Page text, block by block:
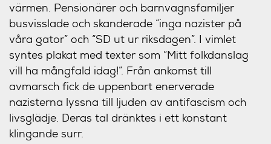
värmen. Pensionärer och barnvagnsfamiljer
busvisslade och skanderade “inga nazister på
våra gator” och “SD ut ur riksdagen”. I vimlet
syntes plakat med texter som “Mitt folkdanslag
vill ha mångfald idag!”. Från ankomst till
avmarsch fick de uppenbart enerverade
nazisterna lyssna till ljuden av antifascism och
livsglädje. Deras tal dränktes i ett konstant
klingande surr.